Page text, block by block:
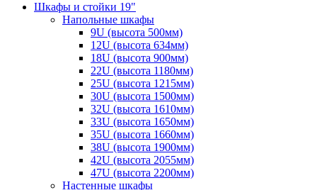
Шкафы и стойки 19"
Напольные шкафы
9U (высота 500мм)
12U (высота 634мм)
18U (высота 900мм)
22U (высота 1180мм)
25U (высота 1215мм)
30U (высота 1500мм)
32U (высота 1610мм)
33U (высота 1650мм)
35U (высота 1660мм)
38U (высота 1900мм)
42U (высота 2055мм)
47U (высота 2200мм)
Настенные шкафы